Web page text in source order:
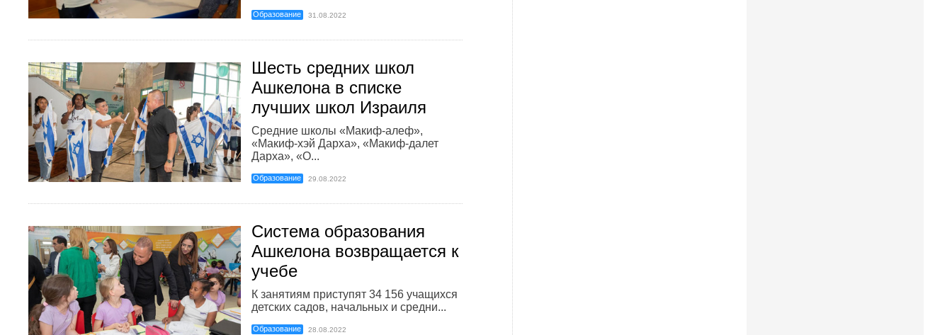
Образование 31.08.2022
Шесть средних школ
Ашкелона в списке
лучших школ Израиля
Средние школы «Макиф-алеф»,
«Макиф-хэй Дарха», «Макиф-далет
Дарха», «О...
Образование 29.08.2022
Система образования
Ашкелона возвращается к
учебе
К занятиям приступят 34 156 учащихся
детских садов, начальных и средни...
Образование 28.08.2022